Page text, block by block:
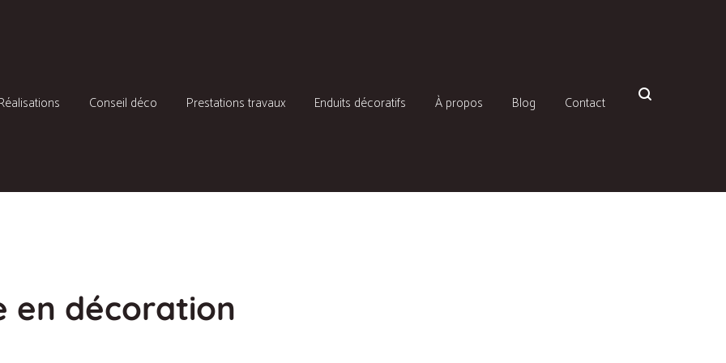
Conseil déco Prestations travaux Enduits décoratifs À propos Blog Contact
en décoration